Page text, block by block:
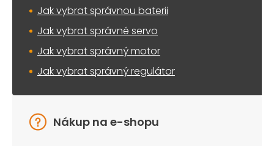
Jak vybrat správnou baterii
Jak vybrat správné servo
Jak vybrat správný motor
Jak vybrat správný regulátor
Nákup na e-shopu